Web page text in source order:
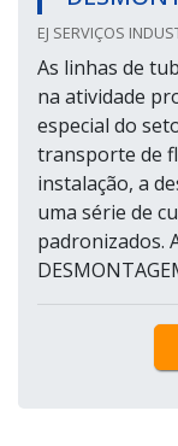
EJ SERVIÇOS
As linhas de
na atividade
especial do
transporte de
instalação, a
uma série de
padronizados.